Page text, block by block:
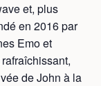
et, plus
en 2016 par
Emo et
de John à la